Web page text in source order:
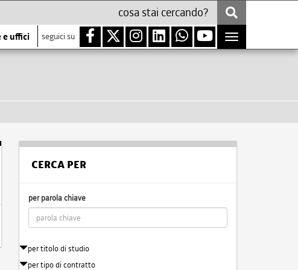
e uffici seguici su
Toggle
navigation
CERCA PER
per parola chiave
per titolo di studio
per tipo di contratto